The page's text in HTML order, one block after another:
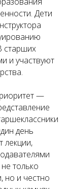
Дети
старших
и участвуют
—
день
лекции,
только
но и честно